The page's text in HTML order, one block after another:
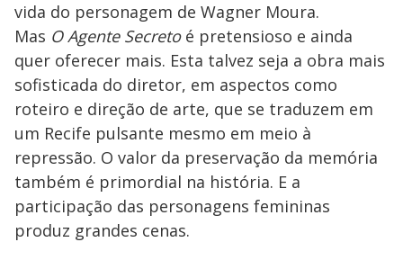
vida do personagem de Wagner Moura.
Mas O Agente Secretoé pretensioso e ainda
quer oferecer mais. Esta talvez seja a obra mais
sofisticada do diretor, em aspectos como
roteiro e direção de arte, que se traduzem em
um Recife pulsante mesmo em meio à
repressão. O valor da preservação da memória
também é primordial na história. E a
participação das personagens femininas
produz grandes cenas.